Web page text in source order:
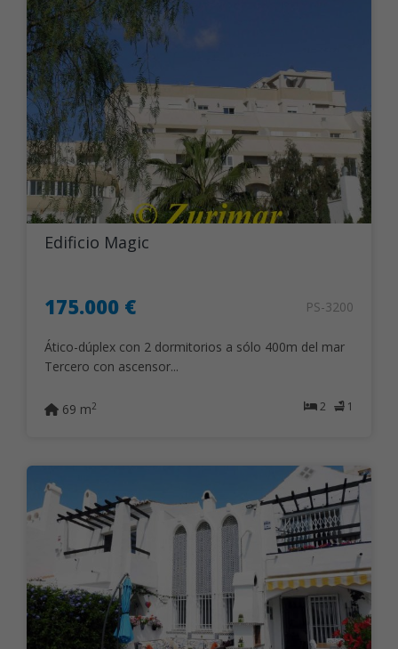
Edificio Magic
175.000 € PS-3200
Ático-dúplex con 2 dormitorios a sólo 400m del mar
Tercero con ascensor...
2 1
69 m2